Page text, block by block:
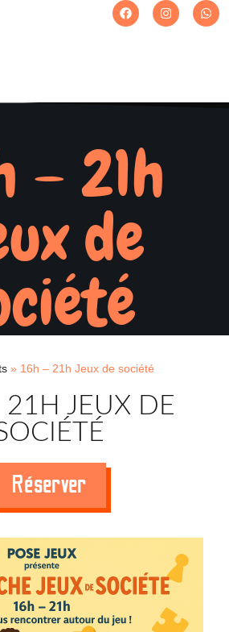
– 21h
de
» 16h – 21h Jeux de société
JEUX DE
Réserver